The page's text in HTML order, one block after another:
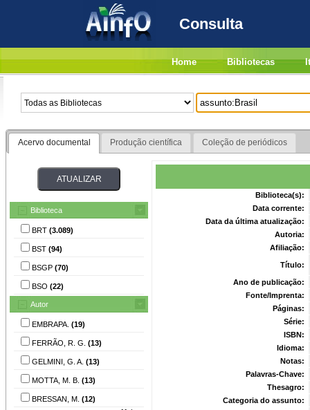
Consulta
Home Bibliotecas
Acervo documental Produção científica Coleção de periódicos
Biblioteca
BRT (3.089)
BST (94)
BSGP (70)
BSO (22)
Autor
EMBRAPA. (19)
FERRÃO, R. G. (13)
GELMINI, G. A. (13)
MOTTA, M. B. (13)
BRESSAN, M. (12)
Biblioteca(s):
Data corrente:
Data da última atualização:
Autoria:
Afiliação:
Título:
Ano de publicação:
Fonte/Imprenta:
Páginas:
Série:
ISBN:
Idioma:
Notas:
Palavras-Chave:
Thesagro:
Categoria do assunto: